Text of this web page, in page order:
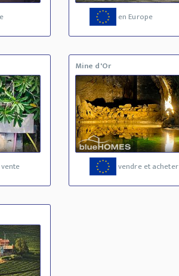
en Europe
Mine d'Or
vendre et acheter